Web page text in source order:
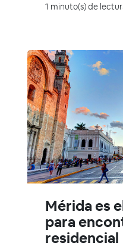
1 minuto(s) de
Mérida es
para
residencial